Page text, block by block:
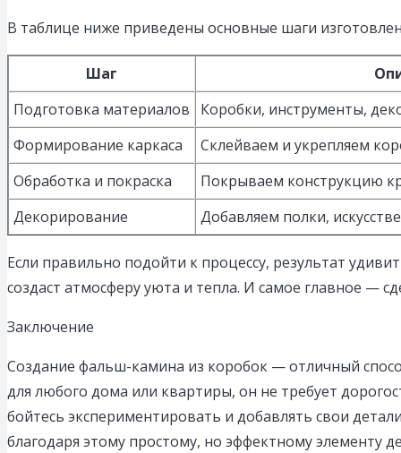
В таблице ниже приведены основные шаги
Шаг
Подготовка материалов
Коробки, инструменты,
Формирование каркаса
Склейваем и укрепляем
Обработка и покраска
Покрываем конструкцию
Декорирование
Добавляем полки,
Если правильно подойти к процессу, результат
создаст атмосферу уюта и тепла. И самое главное —
Заключение
Создание фальш-камина из коробок — отличный
для любого дома или квартиры, он не требует
бойтесь экспериментировать и добавлять свои
благодаря этому простому, но эффектному элементу